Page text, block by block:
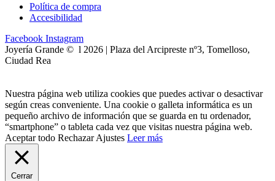
Política de compra
Accesibilidad
Facebook Instagram
Joyería Grande © l 2026 | Plaza del Arcipreste nº3, Tomelloso,
Ciudad Rea
Nuestra página web utiliza cookies que puedes activar o desactivar
según creas conveniente. Una cookie o galleta informática es un
pequeño archivo de información que se guarda en tu ordenador,
“smartphone” o tableta cada vez que visitas nuestra página web.
Aceptar todo Rechazar Ajustes Leer más
Cerrar